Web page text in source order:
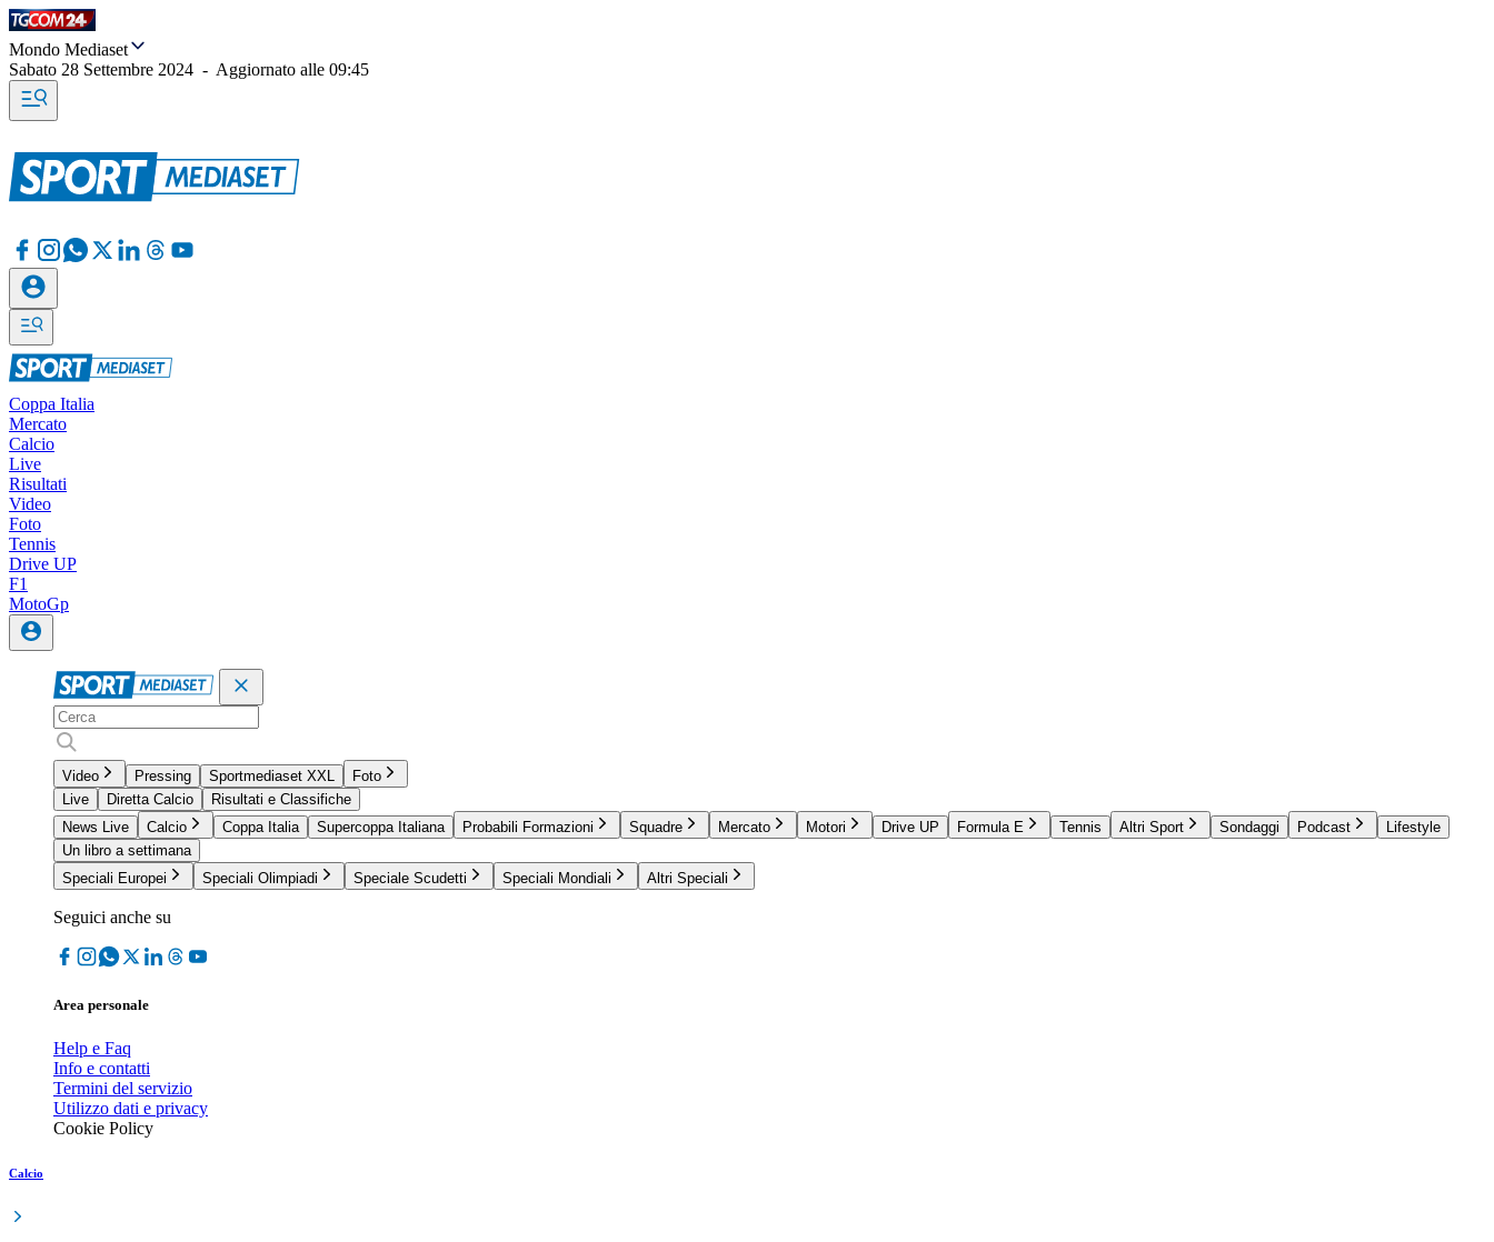
Mondo Mediaset
Sabato 28 Settembre 2024 - Aggiornato alle 09:45
Coppa Italia
Mercato
Calcio
Live
Risultati
Video
Foto
Tennis
Drive UP
F1
MotoGp
Video Pressing Sportmediaset XXL
Foto
Live
Diretta Calcio
Risultati e Classifiche
News Live
Calcio Coppa Italia Supercoppa Italiana Probabili Formazioni Squadre Mercato Motori Drive UP Formula E Tennis Altri Sport Sondaggi Podcast
Lifestyle
Un libro a settimana
Speciali Europei
Speciali Olimpiadi Speciale Scudetti Speciali Mondiali Altri Speciali
Seguici anche su
Area personale
Help e Faq
Info e contatti
Termini del servizio
Utilizzo dati e privacy
Cookie Policy
Calcio